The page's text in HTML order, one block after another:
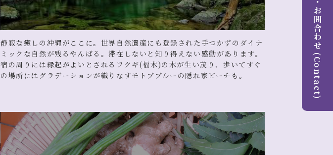
静寂な癒しの沖縄がここに。世界自然遺産にも登録された手つかずのダイナ
ミックな自然が残るやんばる。滞在しないと知り得えない感動があります。
宿の周りには縁起がよいとされるフクギ(福木)の木が生い茂り、歩いてすぐ
の場所にはグラデーションが織りなすモトブブルーの隠れ家ビーチも。
ご予約・お問合わせ (Contact)